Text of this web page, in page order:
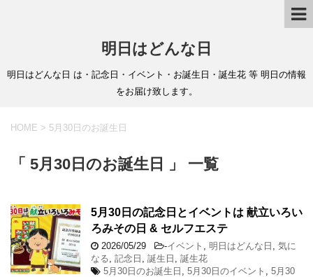
明日はどんな日
明日はどんな日 は・記念日・イベント・お誕生日・誕生花 等 明日の情報
をお届け致します。
HOME > 5月30日のお誕生日
「 5月30日のお誕生日 」 一覧
5月30日の記念日とイベントは 献立いろい
ろみその日 & セルフエステ
2026/05/29 -イベント 明日はどんな日
気に
なる 記念日 誕生日
誕生花
5月30日のお誕生日
5月30日のイベント
5月30